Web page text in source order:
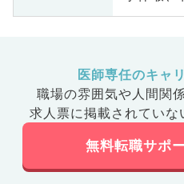
医師専任のキャ
職場の雰囲気や人間関係
求人票に掲載されていな
無料転職サポ